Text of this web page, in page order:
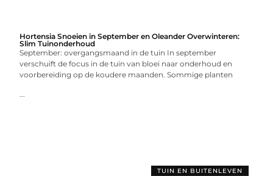
Hortensia Snoeien in September en Oleander Overwinteren:
Slim Tuinonderhoud
September: overgangsmaand in de tuin In september
verschuift de focus in de tuin van bloei naar onderhoud en
voorbereiding op de koudere maanden. Sommige planten
...
TUIN EN BUITENLEVEN